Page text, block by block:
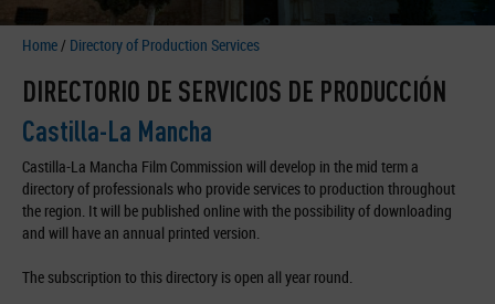
Home/ Directory of Production Services
DIRECTORIO DE SERVICIOS DE PRODUCCIÓN
Castilla-La Mancha
Castilla-La Mancha Film Commission will develop in the mid term a
directory of professionals who provide services to production throughout
the region. It will be published online with the possibility of downloading
and will have an annual printed version.
The subscription to this directory is open all year round.